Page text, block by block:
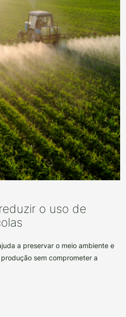
o uso de
a preservar o meio ambiente e
sem comprometer a